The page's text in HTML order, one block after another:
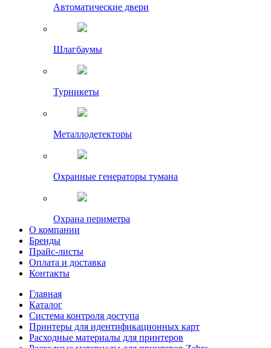
Автоматические двери
Шлагбаумы
Турникеты
Металлодетекторы
Охранные генераторы тумана
Охрана периметра
О компании
Бренды
Прайс-листы
Оплата и доставка
Контакты
Главная
Каталог
Система контроля доступа
Принтеры для идентификационных карт
Расходные материалы для принтеров